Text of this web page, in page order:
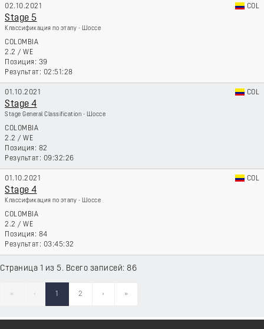
02.10.2021 COL
Stage 5
Классификация по этапу - Шоссе
COLOMBIA
2.2 / WE
39
02:51:28
01.10.2021 COL
Stage 4
Stage General Classification - Шоссе
COLOMBIA
2.2 / WE
82
09:32:26
01.10.2021 COL
Stage 4
Классификация по этапу - Шоссе
COLOMBIA
2.2 / WE
84
03:45:32
Страница 1 из 5. Всего записей: 86
« ‹ 1 2 › »